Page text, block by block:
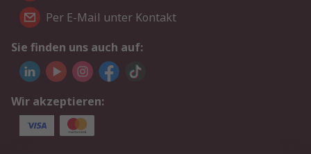
Per E-Mail unter Kontakt
Sie finden uns auch auf:
Wir akzeptieren: